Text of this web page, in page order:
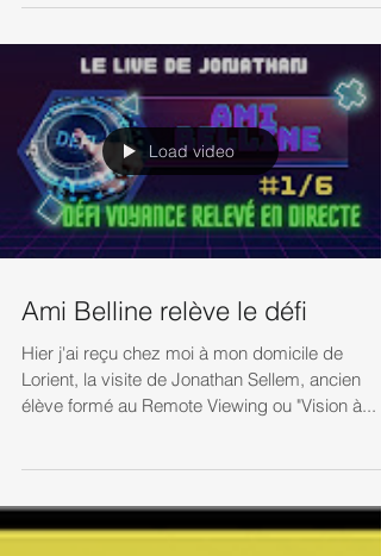
Arcanes Renversées Groupe très restreint de 3
ou 4 personnes maximum. Il se déroulera à...
Load video
Ami Belline relève le défi
Lorient, la visite de Jonathan Sellem, ancien
élève formé au Remote Viewing ou "Vision à...